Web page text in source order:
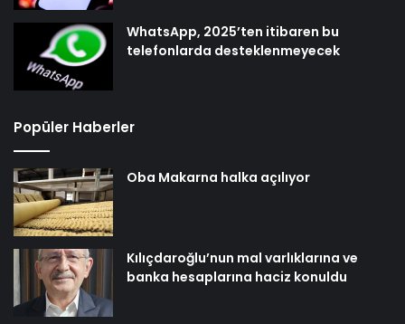
WhatsApp, 2025’ten itibaren bu
telefonlarda desteklenmeyecek
Popüler Haberler
Oba Makarna halka açılıyor
Kılıçdaroğlu’nun mal varlıklarına ve
banka hesaplarına haciz konuldu